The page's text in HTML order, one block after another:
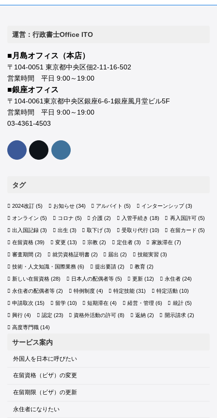
運営：行政書士Office ITO
■月島オフィス（本店）
〒104-0051 東京都中央区佃2-11-16-502
営業時間 平日 9:00～19:00
■銀座オフィス
〒104-0061東京都中央区銀座6-6-1銀座風月堂ビル5F
営業時間 平日 9:00～19:00
03-4361-4503
タグ
2024改訂 (5) お知らせ(34) アルバイト (5) インターンシップ(3)
オンライン (5) コロナ (5) 介護 (2) 入管手続き (18) 再入国許可(5)
出入国記録 (3) 出生 (3) 取下げ (3) 受取り代行(10) 在留カード (5)
在留資格 (39) 変更 (13) 宗教 (2) 定住者(3) 家族滞在(7)
審査期間 (2) 就労資格証明書(2) 届出 (2) 技能実習 (3)
技術・人文知識・国際業務 (6) 提出要請(2) 教育 (2)
新しい在留資格 (28) 日本人の配偶者等(5) 更新 (12) 永住者(24)
永住者の配偶者等 (2) 特例制度(4) 特定技能 (31) 特定活動(10)
申請取次 (15) 留学(10) 短期滞在 (4) 経営・管理 (6) 統計(5)
興行 (4) 認定 (23) 資格外活動の許可 (8) 返納(2) 開示請求(2)
高度専門職 (14)
サービス案内
外国人を日本に呼びたい
在留資格（ビザ）の変更
在留期限（ビザ）の更新
永住者になりたい